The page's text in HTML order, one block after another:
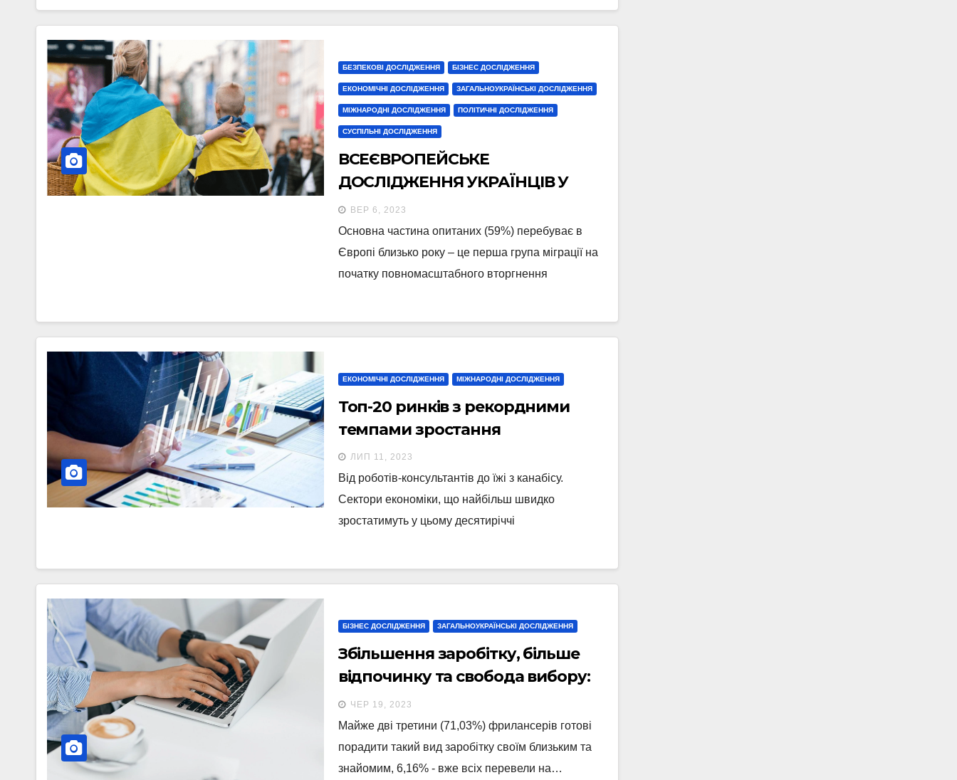
БЕЗПЕКОВІ ДОСЛІДЖЕННЯ БІЗНЕС ДОСЛІДЖЕННЯ
ЕКОНОМІЧНІ ДОСЛІДЖЕННЯ ЗАГАЛЬНОУКРАЇНСЬКІ ДОСЛІДЖЕННЯ
МІЖНАРОДНІ ДОСЛІДЖЕННЯ ПОЛІТИЧНІ ДОСЛІДЖЕННЯ
СУСПІЛЬНІ ДОСЛІДЖЕННЯ
ВСЕЄВРОПЕЙСЬКЕ
ДОСЛІДЖЕННЯ УКРАЇНЦІВ У
ЄВРОПІ
ВЕР 6, 2023
Основна частина опитаних (59%) перебуває в
Європі близько року – це перша група міграції на
початку повномасштабного вторгнення
ЕКОНОМІЧНІ ДОСЛІДЖЕННЯ МІЖНАРОДНІ ДОСЛІДЖЕННЯ
Топ-20 ринків з рекордними
темпами зростання
ЛИП 11, 2023
Від роботів-консультантів до їжі з канабісу.
Сектори економіки, що найбільш швидко
зростатимуть у цьому десятиріччі
БІЗНЕС ДОСЛІДЖЕННЯ ЗАГАЛЬНОУКРАЇНСЬКІ ДОСЛІДЖЕННЯ
Збільшення заробітку, більше
відпочинку та свобода вибору:
чому українці переходять на
фриланс
ЧЕР 19, 2023
Майже дві третини (71,03%) фрилансерів готові
порадити такий вид заробітку своїм близьким та
знайомим, 6,16% - вже всіх перевели на…